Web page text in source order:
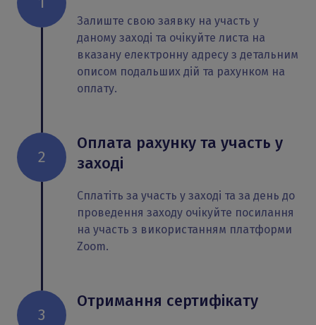
Залиште свою заявку на участь у
даному заході та очікуйте листа на
вказану електронну адресу з детальним
описом подальших дій та рахунком на
оплату.
2
Оплата рахунку та участь у
заході
Сплатіть за участь у заході та за день до
проведення заходу очікуйте посилання
на участь з використанням платформи
Zoom.
3
Отримання сертифікату